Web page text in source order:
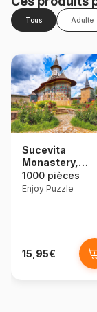
Tous Adulte
Sucevita
Monastery,
Suceava
1000 pièces
Enjoy Puzzle
15,95€